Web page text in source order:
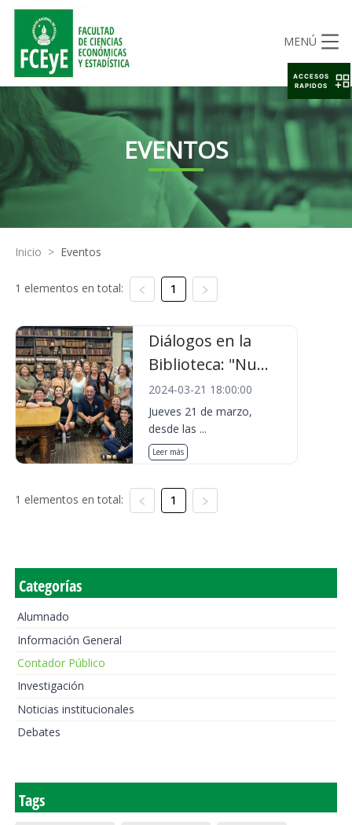
MENÚ
EVENTOS
Inicio > Eventos
1 elementos en total: 1
Diálogos en la
Biblioteca: "Nu...
2024-03-21 18:00:00
Jueves 21 de marzo,
desde las ...
Leer más
1 elementos en total: 1
Categorías
Alumnado
Información General
Contador Público
Investigación
Noticias institucionales
Debates
Tags
ACCESOS
RAPIDOS